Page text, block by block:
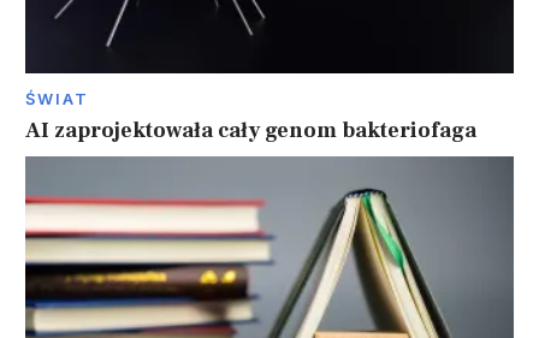
ŚWIAT
AI zaprojektowała cały genom bakteriofaga